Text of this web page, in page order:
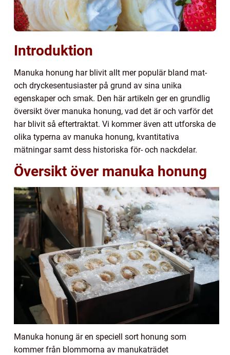
Introduktion
Manuka honung har blivit allt mer populär bland mat-
och dryckesentusiaster på grund av sina unika
egenskaper och smak. Den här artikeln ger en grundlig
översikt över manuka honung, vad det är och varför det
har blivit så eftertraktat. Vi kommer även att utforska de
olika typerna av manuka honung, kvantitativa
mätningar samt dess historiska för- och nackdelar.
Översikt över manuka honung
Manuka honung är en speciell sort honung som
kommer från blommorna av manukaträdet